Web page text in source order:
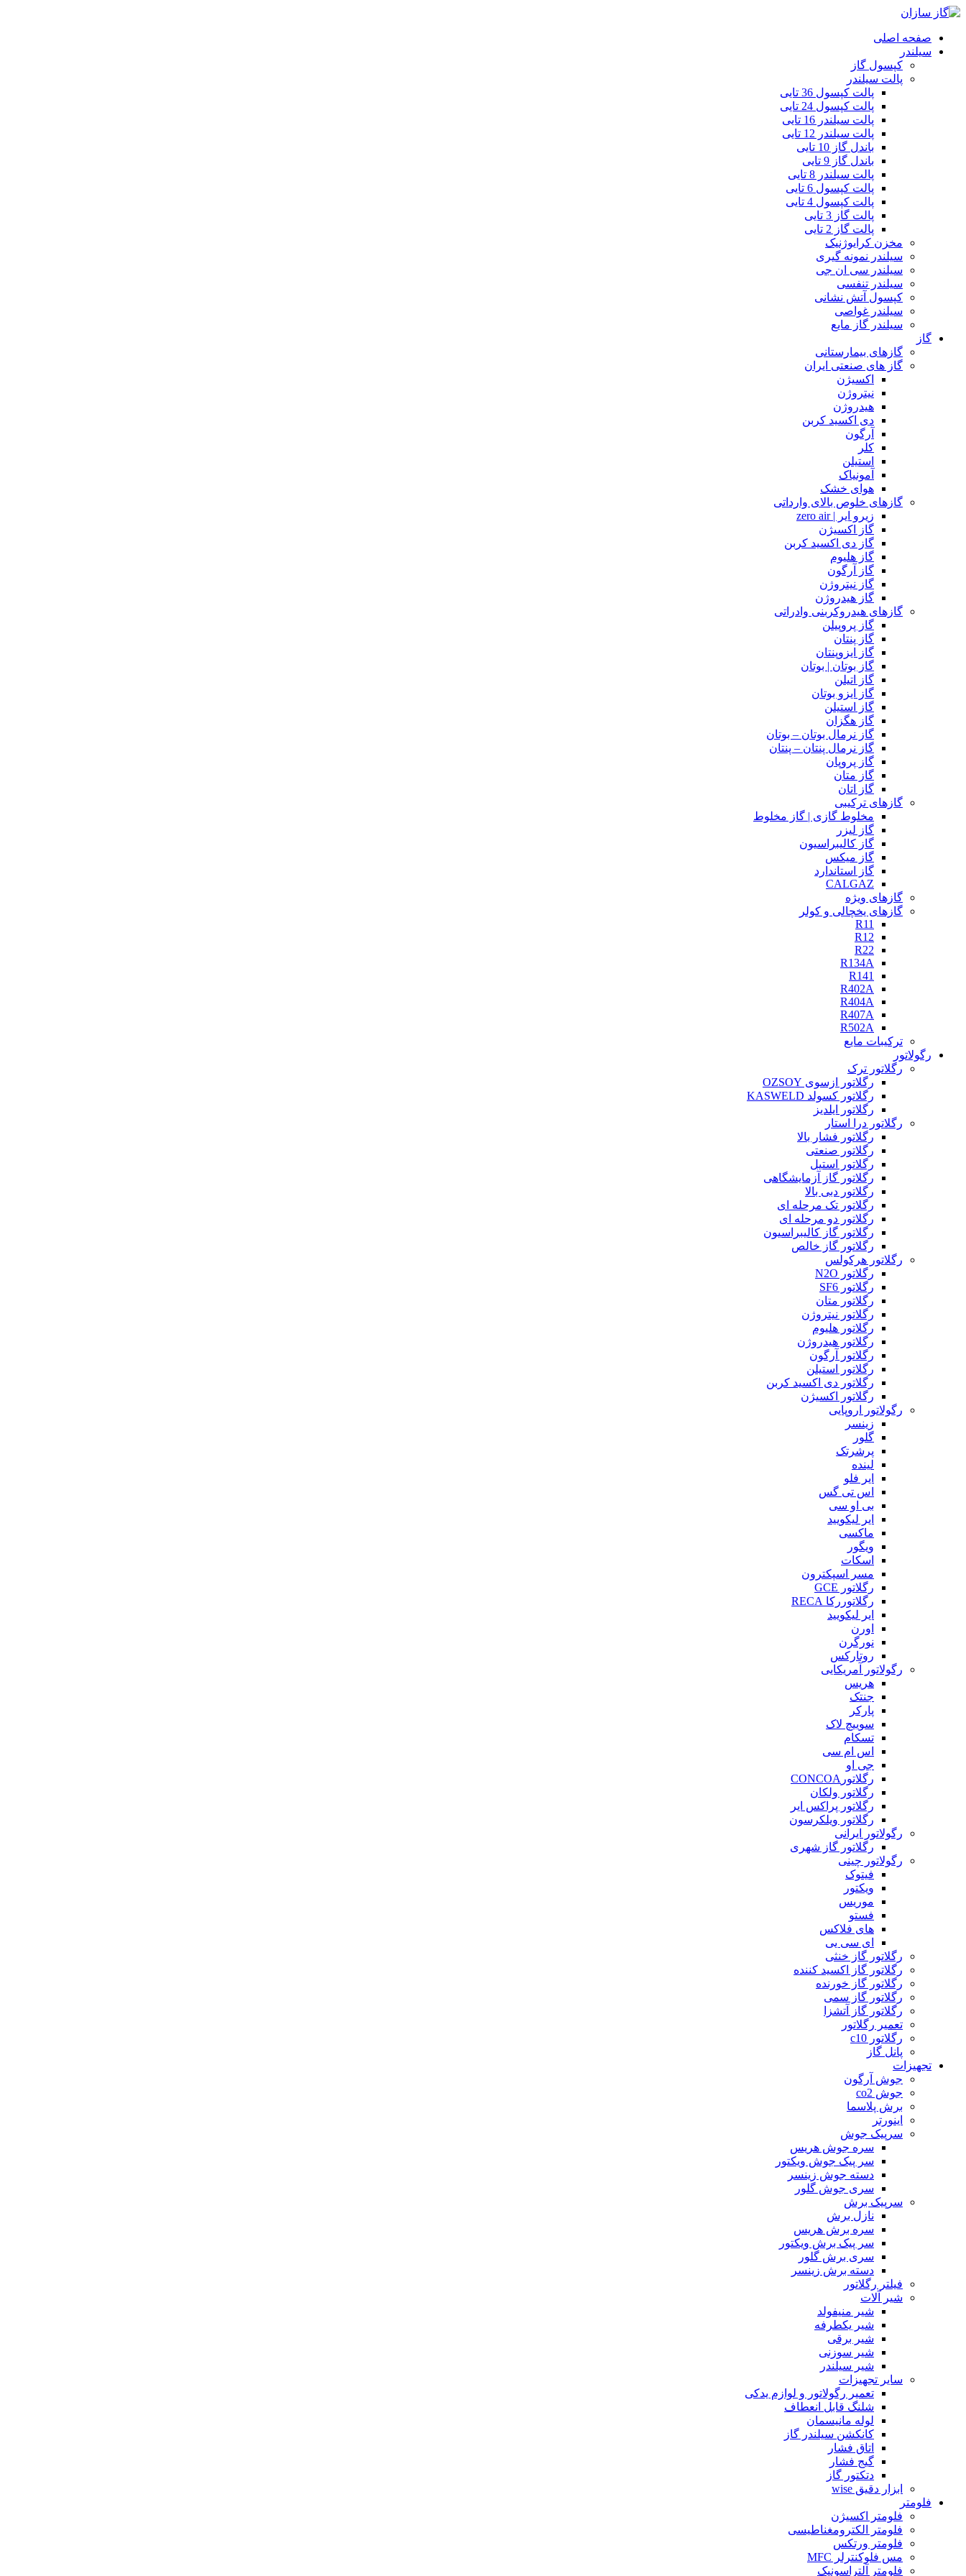
صفحه اصلی
سیلندر
کپسول گاز
پالت سیلندر
پالت کپسول 36 تایی
پالت کپسول 24 تایی
پالت سیلندر 16 تایی
پالت سیلندر 12 تایی
باندل گاز 10 تایی
باندل گاز 9 تایی
پالت سیلندر 8 تایی
پالت کپسول 6 تایی
پالت کپسول 4 تایی
پالت گاز 3 تایی
پالت گاز 2 تایی
مخزن کرایوژنیک
سیلندر نمونه گیری
سیلندر سی ان جی
سیلندر تنفسی
کپسول آتش نشانی
سیلندر غواصی
سیلندر گاز مایع
گاز
گازهای بیمارستانی
گاز های صنعتی ایران
اکسیژن
نیتروژن
هیدروژن
دی اکسید کربن
آرگون
کلر
استیلن
آمونیاک
هوای خشک
گازهای خلوص بالای وارداتی
زیرو ایر | zero air
گاز اکسیژن
گاز دی اکسید کربن
گاز هلیوم
گاز آرگون
گاز نیتروژن
گاز هیدروژن
گازهای هیدروکربنی وادراتی
گاز پروپیلن
گاز پنتان
گاز ایزوپنتان
گاز بوتان | بوتان
گاز اتیلن
گاز ایزو بوتان
گاز استیلن
گاز هگزان
گاز نرمال بوتان – بوتان
گاز نرمال پنتان – پنتان
گاز پروپان
گاز متان
گاز اتان
گازهای ترکیبی
مخلوط گازی | گاز مخلوط
گاز لیزر
گاز کالیبراسیون
گاز میکس
گاز استاندارد
CALGAZ
گازهای ویژه
گازهای یخچالی و کولر
R11
R12
R22
R134A
R141
R402A
R404A
R407A
R502A
ترکیبات مایع
رگولاتور
رگلاتور ترک
رگلاتور ازسوی OZSOY
رگلاتور کسولد KASWELD
رگلاتور ایلدیز
رگلاتور درا استار
رگلاتور فشار بالا
رگلاتور صنعتی
رگلاتور استیل
رگلاتور گاز آزمایشگاهی
رگلاتور دبی بالا
رگلاتور تک مرحله ای
رگلاتور دو مرحله ای
رگلاتور گاز کالیبراسیون
رگلاتور گاز خالص
رگلاتور هرکولس
رگلاتور N2O
رگلاتور SF6
رگلاتور متان
رگلاتور نیتروژن
رگلاتور هلیوم
رگلاتور هیدروژن
رگلاتور آرگون
رگلاتور استیلن
رگلاتور دی اکسید کربن
رگلاتور اکسیژن
رگولاتور اروپایی
زینسر
گلور
پرشرتک
لینده
ایر فلو
اس تی گس
بی او سی
ایر لیکویید
ماکسی
ویگور
اسکات
مسر اسپکترون
رگلاتور GCE
رگلاتوررکا RECA
ایر لیکویید
اورن
نورگرن
روتارکس
رگولاتور آمریکایی
هریس
جنتک
پارکر
سوییچ لاک
تسکام
اس ام سی
جی او
رگلاتورCONCOA
رگلاتور ولکان
رگلاتور پراکس ایر
رگلاتور ویلکرسون
رگولاتور ایرانی
رگلاتور گاز شهری
رگولاتور چینی
فیتوک
ویکتور
موریس
فستو
های فلاکس
ای سی یی
رگلاتور گاز خنثی
رگلاتور گاز اکسید کننده
رگلاتور گاز خورنده
رگلاتور گاز سمی
رگلاتور گاز آتشزا
تعمیر رگلاتور
رگلاتور c10
پانل گاز
تجهیزات
جوش آرگون
جوش co2
برش پلاسما
اینورتر
سرپیک جوش
سره جوش هریس
سر پیک جوش ویکتور
دسته جوش زینسر
سری جوش گلور
سرپیک برش
نازل برش
سره برش هریس
سر پیک برش ویکتور
سری برش گلور
دسته برش زینسر
فیلتر رگلاتور
شیر آلات
شیر منیفولد
شیر یکطرفه
شیر برقی
شیر سوزنی
شیر سیلندر
سایر تجهیزات
تعمیر رگولاتور و لوازم یدکی
شلنگ قابل انعطاف
لوله مانیسمان
کانکشن سیلندر گاز
اتاق فشار
گیج فشار
دتکتور گاز
ابزار دقیق wise
فلومتر
فلومتر اکسیژن
فلومتر الکترومغناطیسی
فلومتر ورتکس
مس فلوکنترلر MFC
فلومتر آلتراسونیک